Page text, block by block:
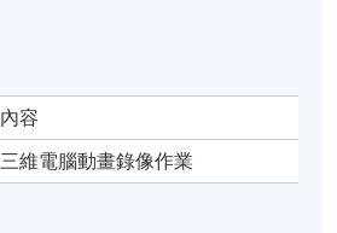
內容
三維電腦動畫錄像作業